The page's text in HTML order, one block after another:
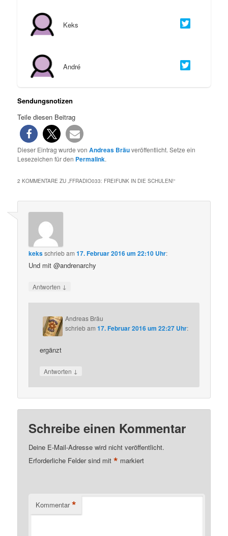
Keks
André
Sendungsnotizen
Teile diesen Beitrag
Dieser Eintrag wurde vonAndreas Bräuveröffentlicht. Setze ein
Lesezeichen für den Permalink.
2 KOMMENTARE ZU „FFRADIO033: FREIFUNK IN DIE SCHULEN!“
keksschriebam17. Februar 2016 um 22:10 Uhr:
Und mit @andrenarchy
Antworten ↓
Andreas Bräu
schriebam17. Februar 2016 um 22:27 Uhr:
ergänzt
Antworten ↓
Schreibe einen Kommentar
Deine E-Mail-Adresse wird nicht veröffentlicht.
Erforderliche Felder sind mit* markiert
Kommentar *